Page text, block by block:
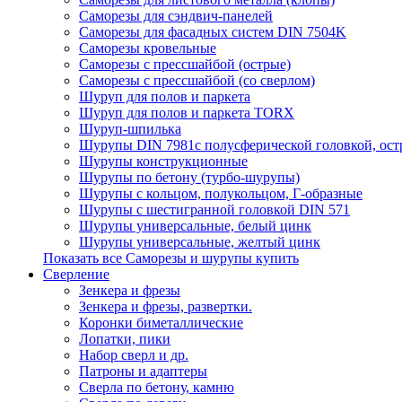
Саморезы для сэндвич-панелей
Саморезы для фасадных систем DIN 7504K
Саморезы кровельные
Саморезы с прессшайбой (острые)
Саморезы с прессшайбой (со сверлом)
Шуруп для полов и паркета
Шуруп для полов и паркета TORX
Шуруп-шпилька
Шурупы DIN 7981с полусферической головкой,
Шурупы конструкционные
Шурупы по бетону (турбо-шурупы)
Шурупы с кольцом, полукольцом, Г-образные
Шурупы с шестигранной головкой DIN 571
Шурупы универсальные, белый цинк
Шурупы универсальные, желтый цинк
Показать все Саморезы и шурупы купить
Сверление
Зенкера и фрезы
Зенкера и фрезы, развертки.
Коронки биметаллические
Лопатки, пики
Набор сверл и др.
Патроны и адаптеры
Сверла по бетону, камню